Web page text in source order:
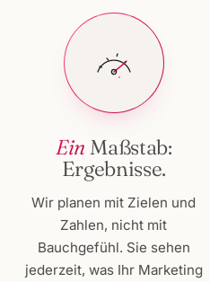
Ein Maßstab:
Ergebnisse.
Wir planen mit Zielen und
Zahlen, nicht mit
Bauchgefühl. Sie sehen
jederzeit, was Ihr Marketing